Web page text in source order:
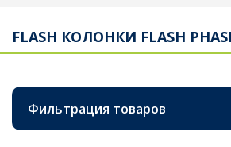
FLASH КОЛОНКИ FLASH
Фильтрация товаров